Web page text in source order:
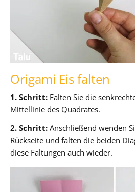
Origami Eis falten
1. Schritt: Falten Sie die
Mittellinie des Quadrates.
2. Schritt: Anschließend wenden
Rückseite und falten die beiden
diese Faltungen auch wieder.